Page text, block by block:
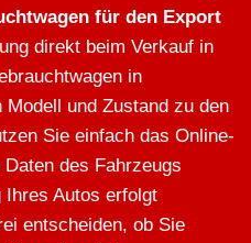
für den Export
direkt beim Verkauf in
in
Modell und Zustand zu den
Sie einfach das Online-
des Fahrzeugs
Ihres Autos erfolgt
entscheiden, ob Sie